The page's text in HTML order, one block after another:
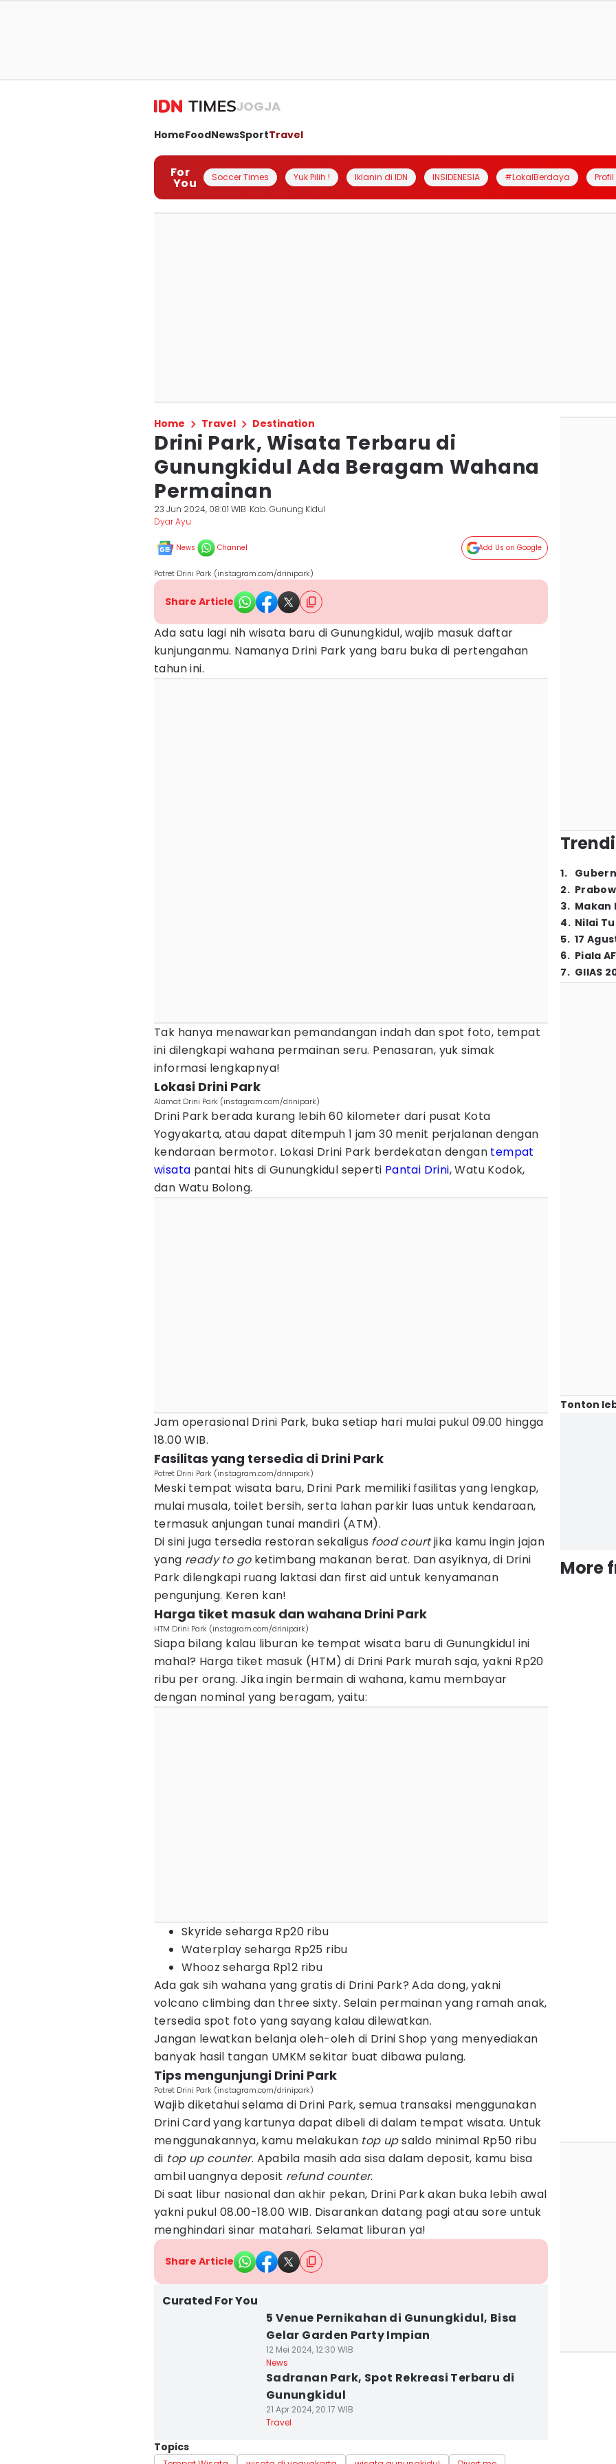
JOGJA
HomeFoodNewsSportTravel
For
You Soccer Times Yuk Pilih ! Iklanin di IDN INSIDENESIA #LokalBerdaya
Home Travel Destination
Drini Park, Wisata Terbaru di
Gunungkidul Ada Beragam Wahana
Permainan
23 Jun 2024, 08:01 WIB Kab. Gunung Kidul
Dyar Ayu
News Channel Add Us on Google
Potret Drini Park (instagram.com/drinipark)
Share Article
Ada satu lagi nih wisata baru di Gunungkidul, wajib masuk daftar
kunjunganmu. Namanya Drini Park yang baru buka di pertengahan
tahun ini.
Tak hanya menawarkan pemandangan indah dan spot foto, tempat
ini dilengkapi wahana permainan seru. Penasaran, yuk simak
informasi lengkapnya!
Lokasi Drini Park
Alamat Drini Park (instagram.com/drinipark)
Drini Park berada kurang lebih 60 kilometer dari pusat Kota
Yogyakarta, atau dapat ditempuh 1 jam 30 menit perjalanan dengan
kendaraan bermotor. Lokasi Drini Park berdekatan dengan tempat
wisata pantai hits di Gunungkidul seperti Pantai Drini, Watu Kodok,
dan Watu Bolong.
Jam operasional Drini Park, buka setiap hari mulai pukul 09.00 hingga
18.00 WIB.
Fasilitas yang tersedia di Drini Park
Potret Drini Park (instagram.com/drinipark)
Meski tempat wisata baru, Drini Park memiliki fasilitas yang lengkap,
mulai musala, toilet bersih, serta lahan parkir luas untuk kendaraan,
termasuk anjungan tunai mandiri (ATM).
Di sini juga tersedia restoran sekaligus food courtjika kamu ingin jajan
yang ready to goketimbang makanan berat. Dan asyiknya, di Drini
Park dilengkapi ruang laktasi dan first aid untuk kenyamanan
pengunjung. Keren kan!
Harga tiket masuk dan wahana Drini Park
HTM Drini Park (instagram.com/drinipark)
Siapa bilang kalau liburan ke tempat wisata baru di Gunungkidul ini
mahal? Harga tiket masuk (HTM) di Drini Park murah saja, yakni Rp20
ribu per orang. Jika ingin bermain di wahana, kamu membayar
dengan nominal yang beragam, yaitu:
Skyride seharga Rp20 ribu
Waterplay seharga Rp25 ribu
Whooz seharga Rp12 ribu
Ada gak sih wahana yang gratis di Drini Park? Ada dong, yakni
volcano climbing dan three sixty. Selain permainan yang ramah anak,
tersedia spot foto yang sayang kalau dilewatkan.
Jangan lewatkan belanja oleh-oleh di Drini Shop yang menyediakan
banyak hasil tangan UMKM sekitar buat dibawa pulang.
Tips mengunjungi Drini Park
Potret Drini Park (instagram.com/drinipark)
Wajib diketahui selama di Drini Park, semua transaksi menggunakan
Drini Card yang kartunya dapat dibeli di dalam tempat wisata. Untuk
menggunakannya, kamu melakukan top upsaldo minimal Rp50 ribu
di top up counter. Apabila masih ada sisa dalam deposit, kamu bisa
ambil uangnya deposit refund counter.
Di saat libur nasional dan akhir pekan, Drini Park akan buka lebih awal
yakni pukul 08.00-18.00 WIB. Disarankan datang pagi atau sore untuk
menghindari sinar matahari. Selamat liburan ya!
Share Article
Curated For You
5 Venue Pernikahan di Gunungkidul, Bisa
Gelar Garden Party Impian
12 Mei 2024, 12:30 WIB
News
Sadranan Park, Spot Rekreasi Terbaru di
Gunungkidul
21 Apr 2024, 20:17 WIB
Travel
Topics
1.
2.
3. Makan
4. Nilai
5. 17
6. Piala
7. GIIAS
Tonton
More